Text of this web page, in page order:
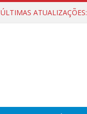
ÚLTIMAS ATUALIZAÇÕES: